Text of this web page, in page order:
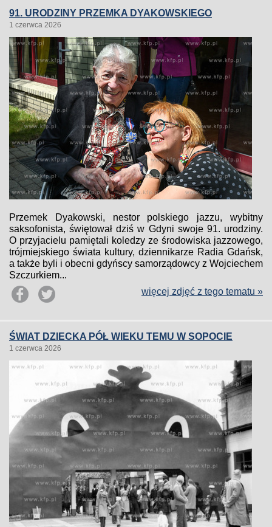
91. URODZINY PRZEMKA DYAKOWSKIEGO
1 czerwca 2026
Przemek Dyakowski, nestor polskiego jazzu, wybitny
saksofonista, świętował dziś w Gdyni swoje 91. urodziny.
O przyjacielu pamiętali koledzy ze środowiska jazzowego,
trójmiejskiego świata kultury, dziennikarze Radia Gdańsk,
a także byli i obecni gdyńscy samorządowcy z Wojciechem
Szczurkiem...
więcej zdjęć z tego tematu »
ŚWIAT DZIECKA PÓŁ WIEKU TEMU W SOPOCIE
1 czerwca 2026